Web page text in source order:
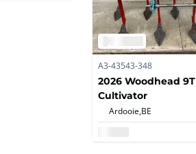
A3-43543-348
2026 Woodhead 9T
Cultivator
Ardooie, BE